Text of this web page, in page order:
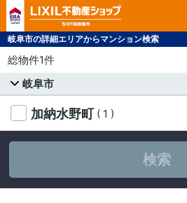
岐阜市の詳細エリアからマンション検索
総物件1件
岐阜市
加納水野町 ( 1 )
検索